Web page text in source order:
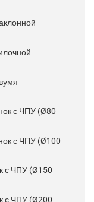
с ЧПУ (Ø80
с ЧПУ (Ø100
с ЧПУ (Ø150